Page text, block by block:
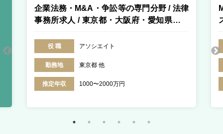
企業法務・M&A・争訟等の専門分野 / 法律
事務所求人 / 東京都・大阪府・愛知県・福
岡県・香川県・北海道
役 職 アソシエイト
勤務地 東京都 他
推定年収 1000〜2000万円